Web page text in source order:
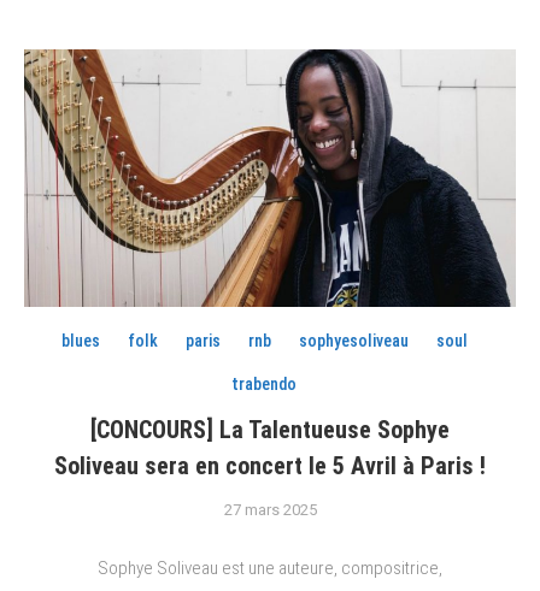
blues folk paris rnb sophyesoliveau soul
trabendo
[CONCOURS] La Talentueuse Sophye
Soliveau sera en concert le 5 Avril à Paris !
27 mars 2025
Sophye Soliveau est une auteure, compositrice,